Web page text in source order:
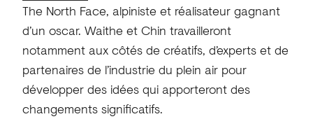
The North Face, alpiniste et réalisateur gagnant
d’un oscar. Waithe et Chin travailleront
notamment aux côtés de créatifs, d’experts et de
partenaires de l’industrie du plein air pour
développer des idées qui apporteront des
changements significatifs.